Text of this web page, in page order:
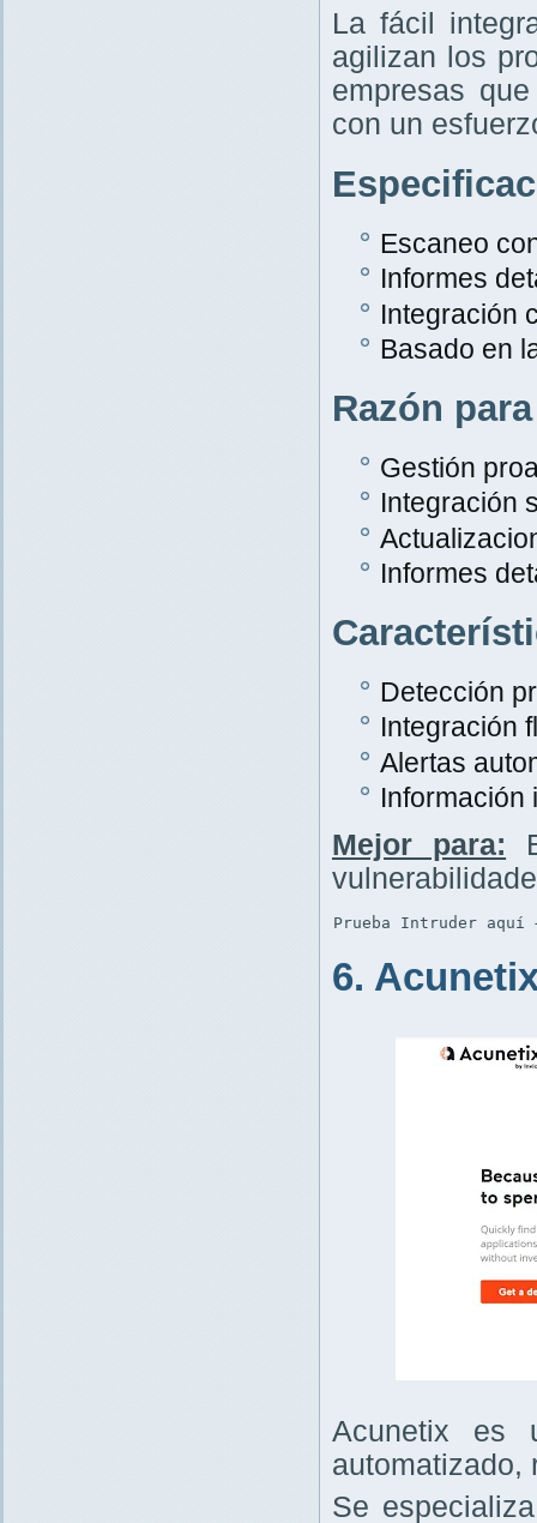
La fácil
agilizan los
empresas
con un
Escaneo
Informes
Integración
Basado en
Razón
Gestión
Integración
Informes
Detección
Integración
Alertas
Información
Mejor para:
Prueba Intruder
6.
Acunetix es
automatizado,
Se